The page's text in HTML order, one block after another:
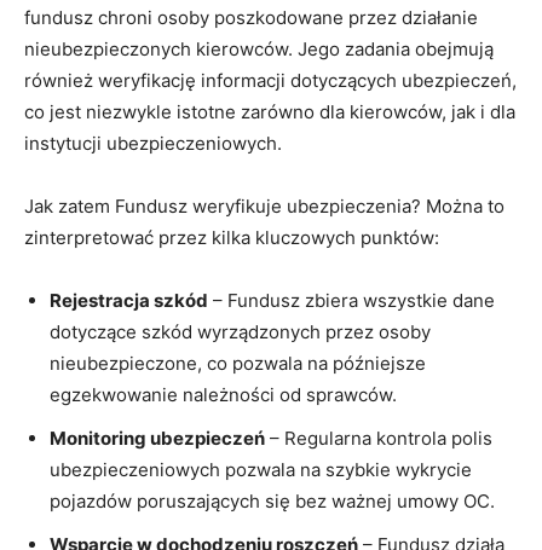
fundusz chroni osoby poszkodowane przez działanie
nieubezpieczonych kierowców. Jego zadania obejmują
również weryfikację informacji dotyczących ubezpieczeń,
co jest niezwykle istotne zarówno dla kierowców, jak i dla
instytucji ubezpieczeniowych.
Jak zatem Fundusz weryfikuje ubezpieczenia? Można to
zinterpretować przez kilka kluczowych punktów:
Rejestracja szkód – Fundusz zbiera wszystkie dane
dotyczące szkód wyrządzonych przez osoby
nieubezpieczone, co pozwala na późniejsze
egzekwowanie należności od sprawców.
Monitoring ubezpieczeń – Regularna kontrola polis
ubezpieczeniowych pozwala na szybkie wykrycie
pojazdów poruszających się bez ważnej umowy OC.
Wsparcie w dochodzeniu roszczeń – Fundusz działa